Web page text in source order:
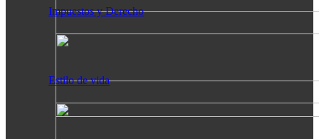
Impuestos y Derecho
Estilo de vida